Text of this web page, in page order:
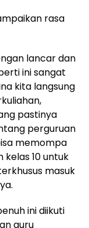
rasa
lancar dan
ini sangat
kita langsung
pastinya
perguruan
memompa
10 untuk
masuk
ini diikuti
guru